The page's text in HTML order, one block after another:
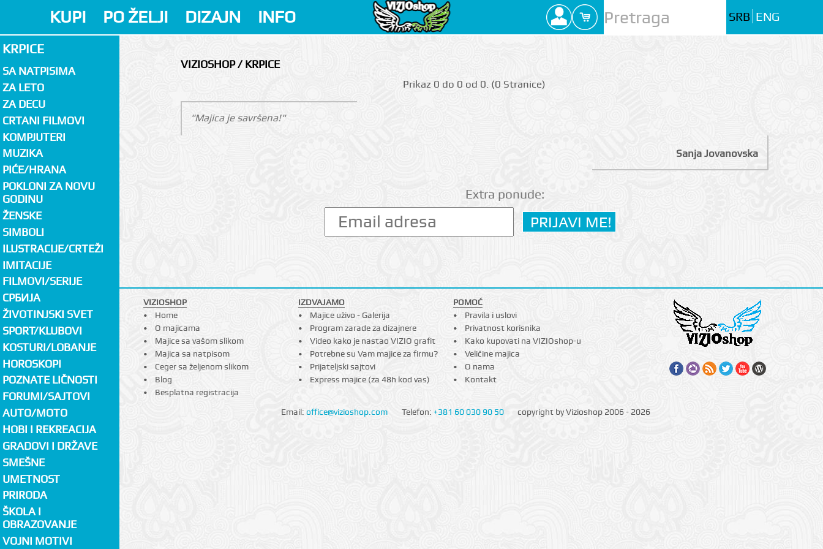
KUPI PO ŽELJI DIZAJN INFO SRB ENG
KRPICE
SA NATPISIMA
ZA LETO
ZA DECU
CRTANI FILMOVI
KOMPJUTERI
MUZIKA
PIĆE/HRANA
POKLONI ZA NOVU
GODINU
ŽENSKE
SIMBOLI
ILUSTRACIJE/CRTEŽI
IMITACIJE
FILMOVI/SERIJE
СРБИЈА
ŽIVOTINJSKI SVET
SPORT/KLUBOVI
KOSTURI/LOBANJE
HOROSKOPI
POZNATE LIČNOSTI
FORUMI/SAJTOVI
AUTO/MOTO
HOBI I REKREACIJA
GRADOVI I DRŽAVE
SMEŠNE
UMETNOST
PRIRODA
ŠKOLA I
OBRAZOVANJE
VOJNI MOTIVI
VIZIOSHOP / KRPICE
Prikаz 0 do 0 оd 0. (0 Strаnicе)
"Majica je savršena!"
Sanja Jovanovska
Extra ponude:
VIZIOSHOP
Home
O majicama
Majice sa vašom slikom
Majica sa natpisom
Ceger sa željenom slikom
Blog
Besplatna registracija
IZDVAJAMO
Majice uživo - Galerija
Program zarade za dizajnere
Video kako je nastao VIZIO grafit
Potrebne su Vam majice za firmu?
Prijateljski sajtovi
Express majice (za 48h kod vas)
POMOĆ
Pravila i uslovi
Privatnost korisnika
Kako kupovati na VIZIOshop-u
Veličine majica
O nama
Kontakt
Email: office@vizioshop.com Telefon: +381 60 030 90 50 copyright by Vizioshop 2006 - 2026